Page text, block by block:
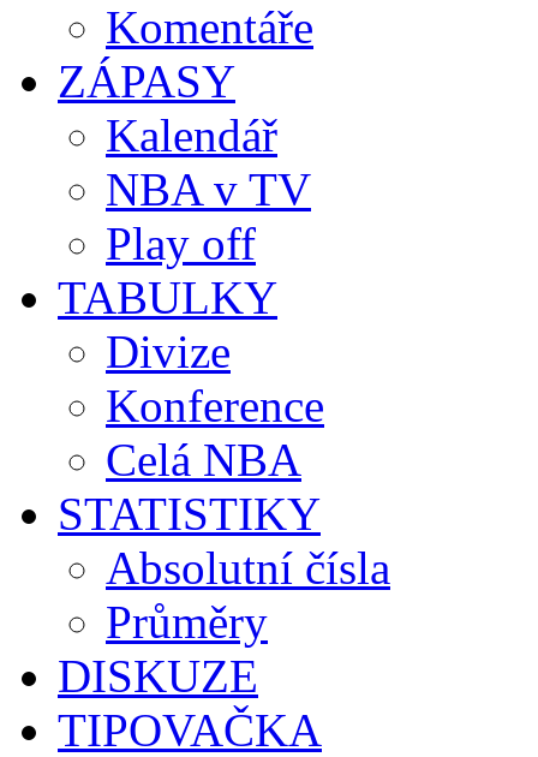
Komentáře
ZÁPASY
Kalendář
NBA v TV
Play off
TABULKY
Divize
Konference
Celá NBA
STATISTIKY
Absolutní čísla
Průměry
DISKUZE
TIPOVAČKA